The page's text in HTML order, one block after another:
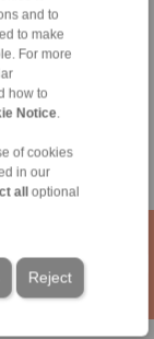
and to
to make
For more
how to
Notice.
of cookies
in our
all
optional
Reject